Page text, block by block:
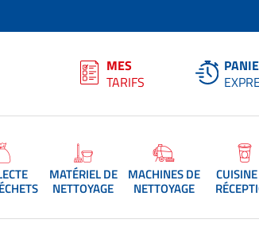
MES
TARIFS
MATÉRIEL DE
NETTOYAGE
MACHINES DE
NETTOYAGE